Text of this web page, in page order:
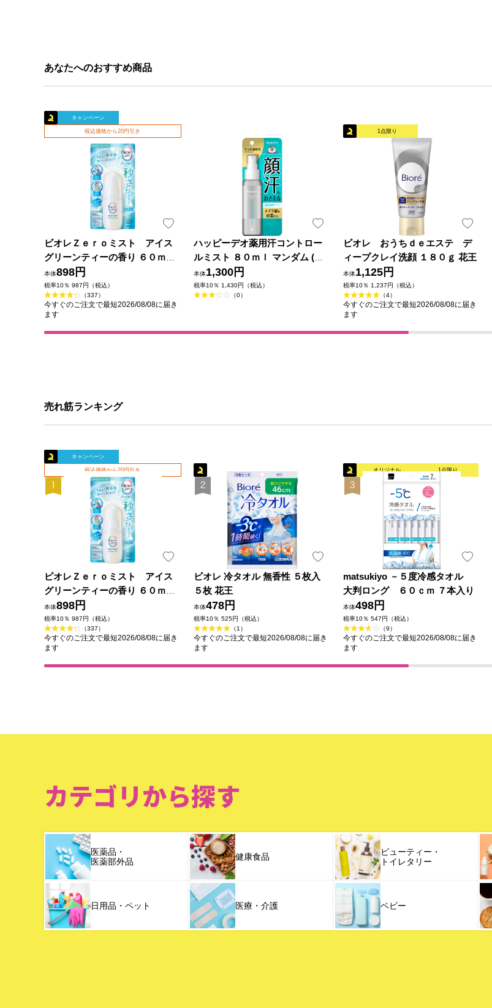
あなたへのおすすめ商品
キャンペーン
税込価格から20円引き
ビオレＺｅｒｏミスト アイス
グリーンティーの香り ６０ｍＬ
花王
本体898円
税率10％ 987円（税込）
（337）
今すぐのご注文で最短2026/08/08に届き
ます
ハッピーデオ薬用汗コントロー
ルミスト ８０ｍｌ マンダム (医
薬部外品)
本体1,300円
税率10％ 1,430円（税込）
（0）
1点限り
ビオレ おうちｄｅエステ デ
ィープクレイ洗顔 １８０ｇ 花王
本体1,125円
税率10％ 1,237円（税込）
（4）
今すぐのご注文で最短2026/08/08に届き
ます
売れ筋ランキング
キャンペーン
税込価格から20円引き
ビオレＺｅｒｏミスト アイス
グリーンティーの香り ６０ｍＬ
花王
本体898円
税率10％ 987円（税込）
（337）
今すぐのご注文で最短2026/08/08に届き
ます
ビオレ 冷タオル 無香性 ５枚入
５枚 花王
本体478円
税率10％ 525円（税込）
（1）
今すぐのご注文で最短2026/08/08に届き
ます
オリジナル 1点限り
matsukiyo －５度冷感タオル
大判ロング ６０ｃｍ ７本入り
本体498円
税率10％ 547円（税込）
（9）
今すぐのご注文で最短2026/08/08に届き
ます
カテゴリから探す
医薬品・
医薬部外品
健康食品
ビューティー・
トイレタリー
日用品・ペット 医療・介護 ベビー